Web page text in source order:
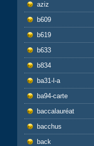
aziz
b609
b619
b633
b834
ba31-l-a
ba94-carte
baccalauréat
bacchus
back